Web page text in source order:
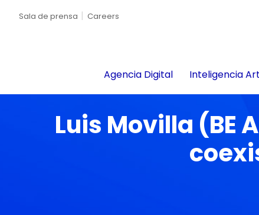
Sala de prensa Careers
Agencia Digital Inteligencia
Luis Movilla (BE